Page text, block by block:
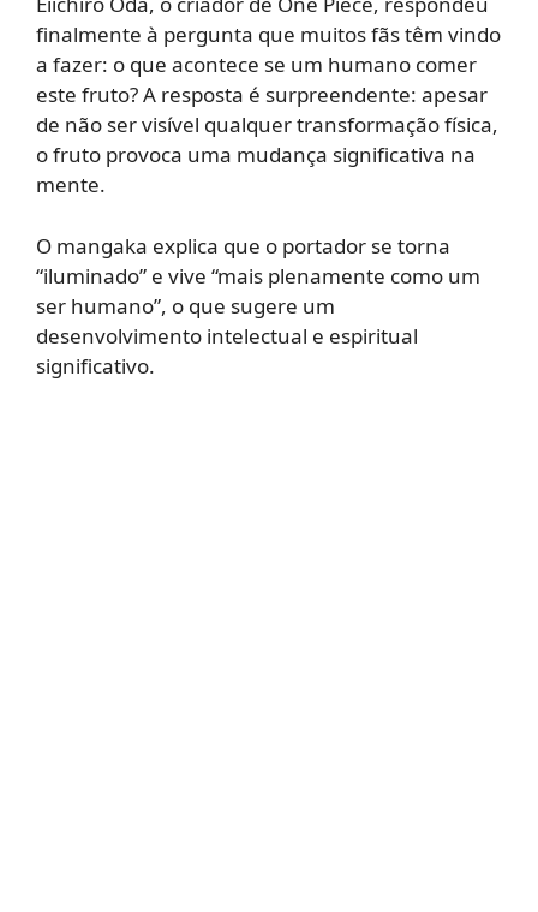
finalmente à pergunta que muitos fãs têm vindo
a fazer: o que acontece se um humano comer
este fruto? A resposta é surpreendente: apesar
de não ser visível qualquer transformação física,
o fruto provoca uma mudança significativa na
mente.
O mangaka explica que o portador se torna
“iluminado” e vive “mais plenamente como um
ser humano”, o que sugere um
desenvolvimento intelectual e espiritual
significativo.